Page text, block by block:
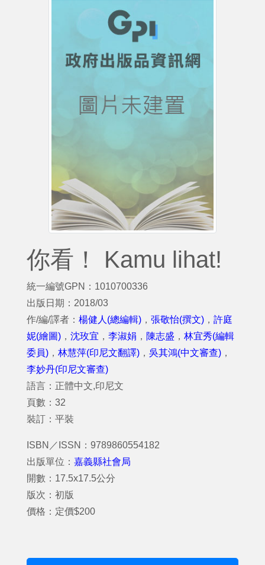
你看！ Kamu lihat!
統一編號GPN：1010700336
出版日期：2018/03
作/編/譯者： 楊健人(總編輯) ， 張敬怡(撰文) ， 許庭
妮(繪圖) ， 沈玫宜 ， 李淑娟 ， 陳志盛 ， 林宜秀(編輯
委員) ， 林慧萍(印尼文翻譯) ， 吳其鴻(中文審查) ，
李妙丹(印尼文審查)
語言：正體中文,印尼文
頁數：32
裝訂：平裝
ISBN／ISSN：9789860554182
出版單位： 嘉義縣社會局
開數：17.5x17.5公分
版次：初版
價格：定價$200